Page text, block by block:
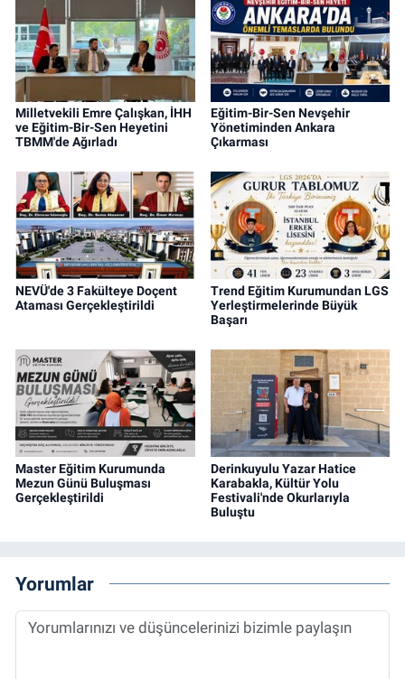
Milletvekili Emre Çalışkan, İHH
ve Eğitim-Bir-Sen Heyetini
TBMM'de Ağırladı
Eğitim-Bir-Sen Nevşehir
Yönetiminden Ankara
Çıkarması
NEVÜ'de 3 Fakülteye Doçent
Ataması Gerçekleştirildi
Trend Eğitim Kurumundan LGS
Yerleştirmelerinde Büyük
Başarı
Master Eğitim Kurumunda
Mezun Günü Buluşması
Gerçekleştirildi
Derinkuyulu Yazar Hatice
Karabakla, Kültür Yolu
Festivali'nde Okurlarıyla
Buluştu
Yorumlar